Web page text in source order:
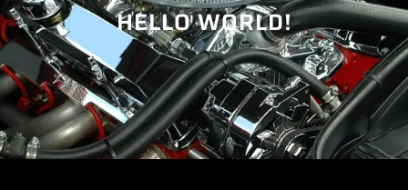
HELLO WORLD!